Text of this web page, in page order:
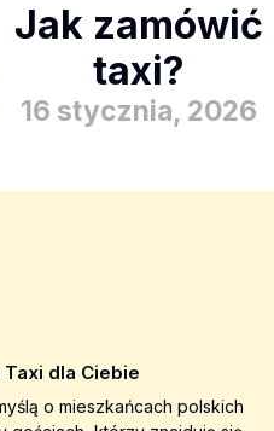
Jak zamówić
taxi?
16 stycznia, 2026
dla Ciebie
o mieszkańcach polskich